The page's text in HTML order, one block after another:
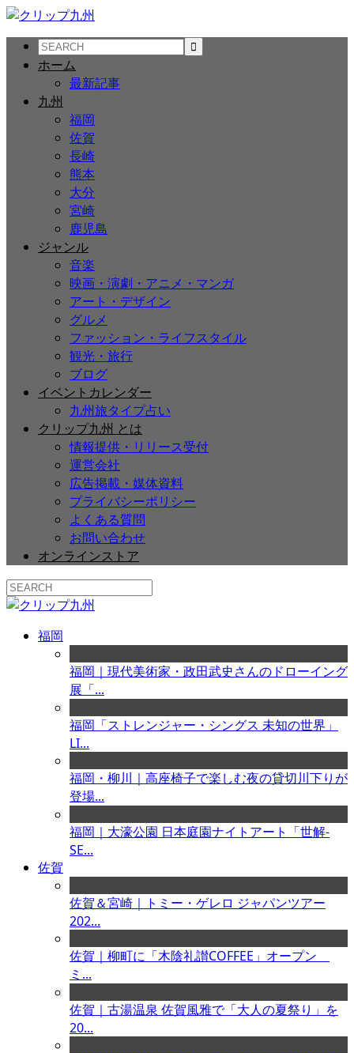
ホーム
最新記事
九州
福岡
佐賀
長崎
熊本
大分
宮崎
鹿児島
ジャンル
音楽
映画・演劇・アニメ・マンガ
アート・デザイン
グルメ
ファッション・ライフスタイル
観光・旅行
ブログ
イベントカレンダー
九州旅タイプ占い
クリップ九州 とは
情報提供・リリース受付
運営会社
広告掲載・媒体資料
プライバシーポリシー
よくある質問
お問い合わせ
オンラインストア
福岡
福岡｜現代美術家・政田武史さんのドローイング
展「...
福岡「ストレンジャー・シングス 未知の世界」
LI...
福岡・柳川｜高座椅子で楽しむ夜の貸切川下りが
登場...
福岡｜大濠公園 日本庭園ナイトアート「世解-
SE...
佐賀
佐賀＆宮崎｜トミー・ゲレロ ジャパンツアー
202...
佐賀｜柳町に「木陰礼讃COFFEE」オープン
ミ...
佐賀｜古湯温泉 佐賀風雅で「大人の夏祭り」を
20...